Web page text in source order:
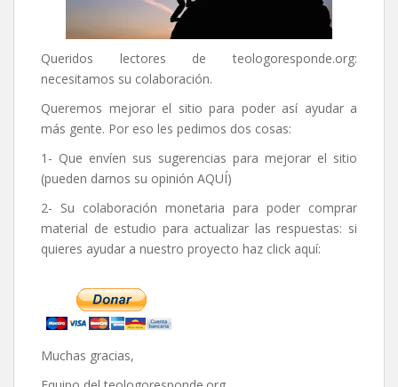
Queridos lectores de teologoresponde.org:
necesitamos su colaboración.
Queremos mejorar el sitio para poder así ayudar a
más gente. Por eso les pedimos dos cosas:
1- Que envíen sus sugerencias para mejorar el sitio
(pueden darnos su opinión AQUÍ)
2- Su colaboración monetaria para poder comprar
material de estudio para actualizar las respuestas: si
quieres ayudar a nuestro proyecto haz click aquí:
Muchas gracias,